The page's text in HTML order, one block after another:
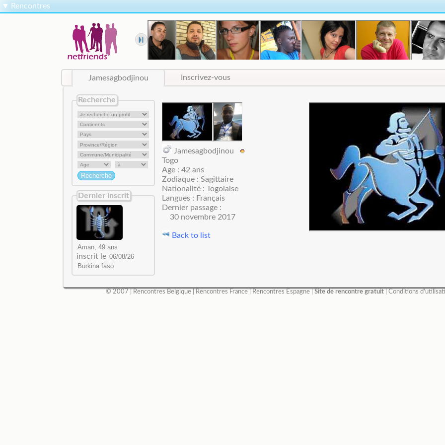
▼ Rencontres
Jamesagbodjinou Inscrivez-vous
Recherche
Dernier inscrit
inscrit le
Jamesagbodjinou
Togo
Age : 42 ans
Zodiaque : Sagittaire
Nationalité : Togolaise
Langues : Français
Dernier passage :
30 novembre 2017
Back to list
© 2007 | Rencontres Belgique| Rencontres France| Rencontres Espagne| Site de rencontre gratuit| Conditions